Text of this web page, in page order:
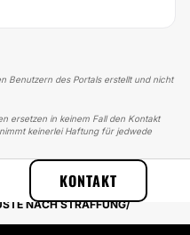
Benutzern des Portals erstellt und nicht
ersetzen in keinem Fall den Kontakt
keinerlei Haftung für jedwede
KONTAKT
NACH STRAFFUNG